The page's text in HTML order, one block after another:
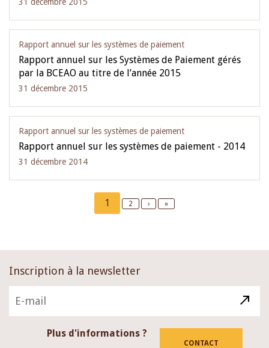
Rapport annuel sur les systèmes de paiement
Rapport annuel sur les Systèmes de Paiement gérés
par la BCEAO au titre de l’année 2015
31 décembre 2015
Rapport annuel sur les systèmes de paiement
Rapport annuel sur les systèmes de paiement - 2014
31 décembre 2014
Current
page
1 Page
2
Next
›
Last
»
Inscription à la newsletter
Plus d'informations ?
CONTACT